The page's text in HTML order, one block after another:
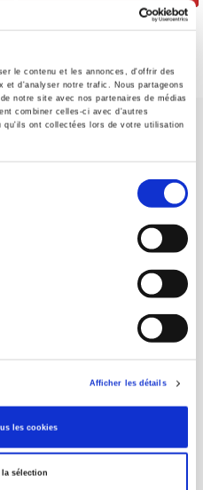
le contenu et les annonces, d'offrir des
et d'analyser notre trafic. Nous partageons
notre site avec nos partenaires de médias
combiner celles-ci avec d'autres
qu'ils ont collectées lors de votre utilisation
Afficher les détails
les cookies
sélection
humaines et sociales, les
depuis leur création en 1976
idées